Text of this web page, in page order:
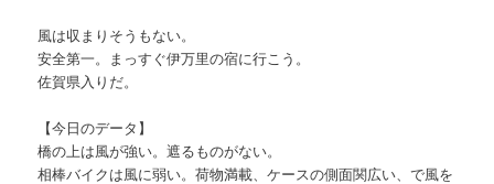
風は収まりそうもない。
安全第一。まっすぐ伊万里の宿に行こう。
佐賀県入りだ。
【今日のデータ】
橋の上は風が強い。遮るものがない。
相棒バイクは風に弱い。荷物満載、ケースの側面関広い、で風を